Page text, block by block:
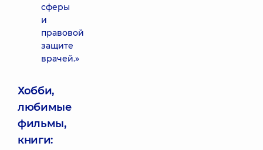
сферы
и
правовой
защите
врачей.»
Хобби,
любимые
фильмы,
книги: